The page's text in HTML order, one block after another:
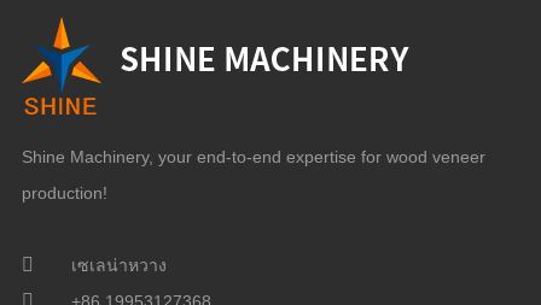
Shine Machinery, your end-to-end expertise for wood veneer
production!
เซเลน่าหวาง